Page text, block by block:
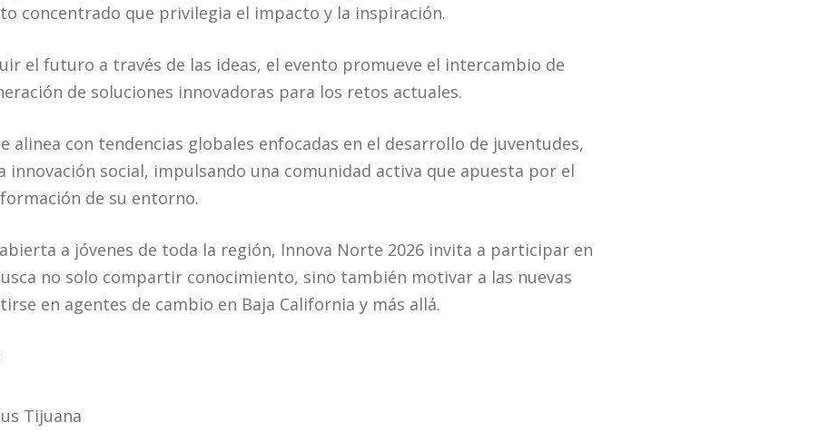
concentrado que privilegia el impacto y la inspiración.
el futuro a través de las ideas, el evento promueve el intercambio de
de soluciones innovadoras para los retos actuales.
alinea con tendencias globales enfocadas en el desarrollo de juventudes,
innovación social, impulsando una comunidad activa que apuesta por el
de su entorno.
a jóvenes de toda la región, Innova Norte 2026 invita a participar en
no solo compartir conocimiento, sino también motivar a las nuevas
en agentes de cambio en Baja California y más allá.
Tijuana